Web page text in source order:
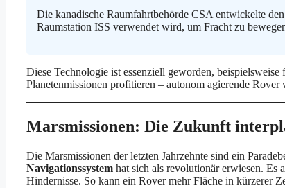
Die kanadische Raumfahrtbehörde CSA entwickelte
Raumstation ISS verwendet wird, um Fracht zu
Diese Technologie ist essenziell geworden,
Planetenmissionen profitieren – autonom agierende Rover
Marsmissionen: Die Zukunft
Die Marsmissionen der letzten Jahrzehnte sind ein
Navigationssystem hat sich als revolutionär erwiesen. Es
Hindernisse. So kann ein Rover mehr Fläche in kürzerer